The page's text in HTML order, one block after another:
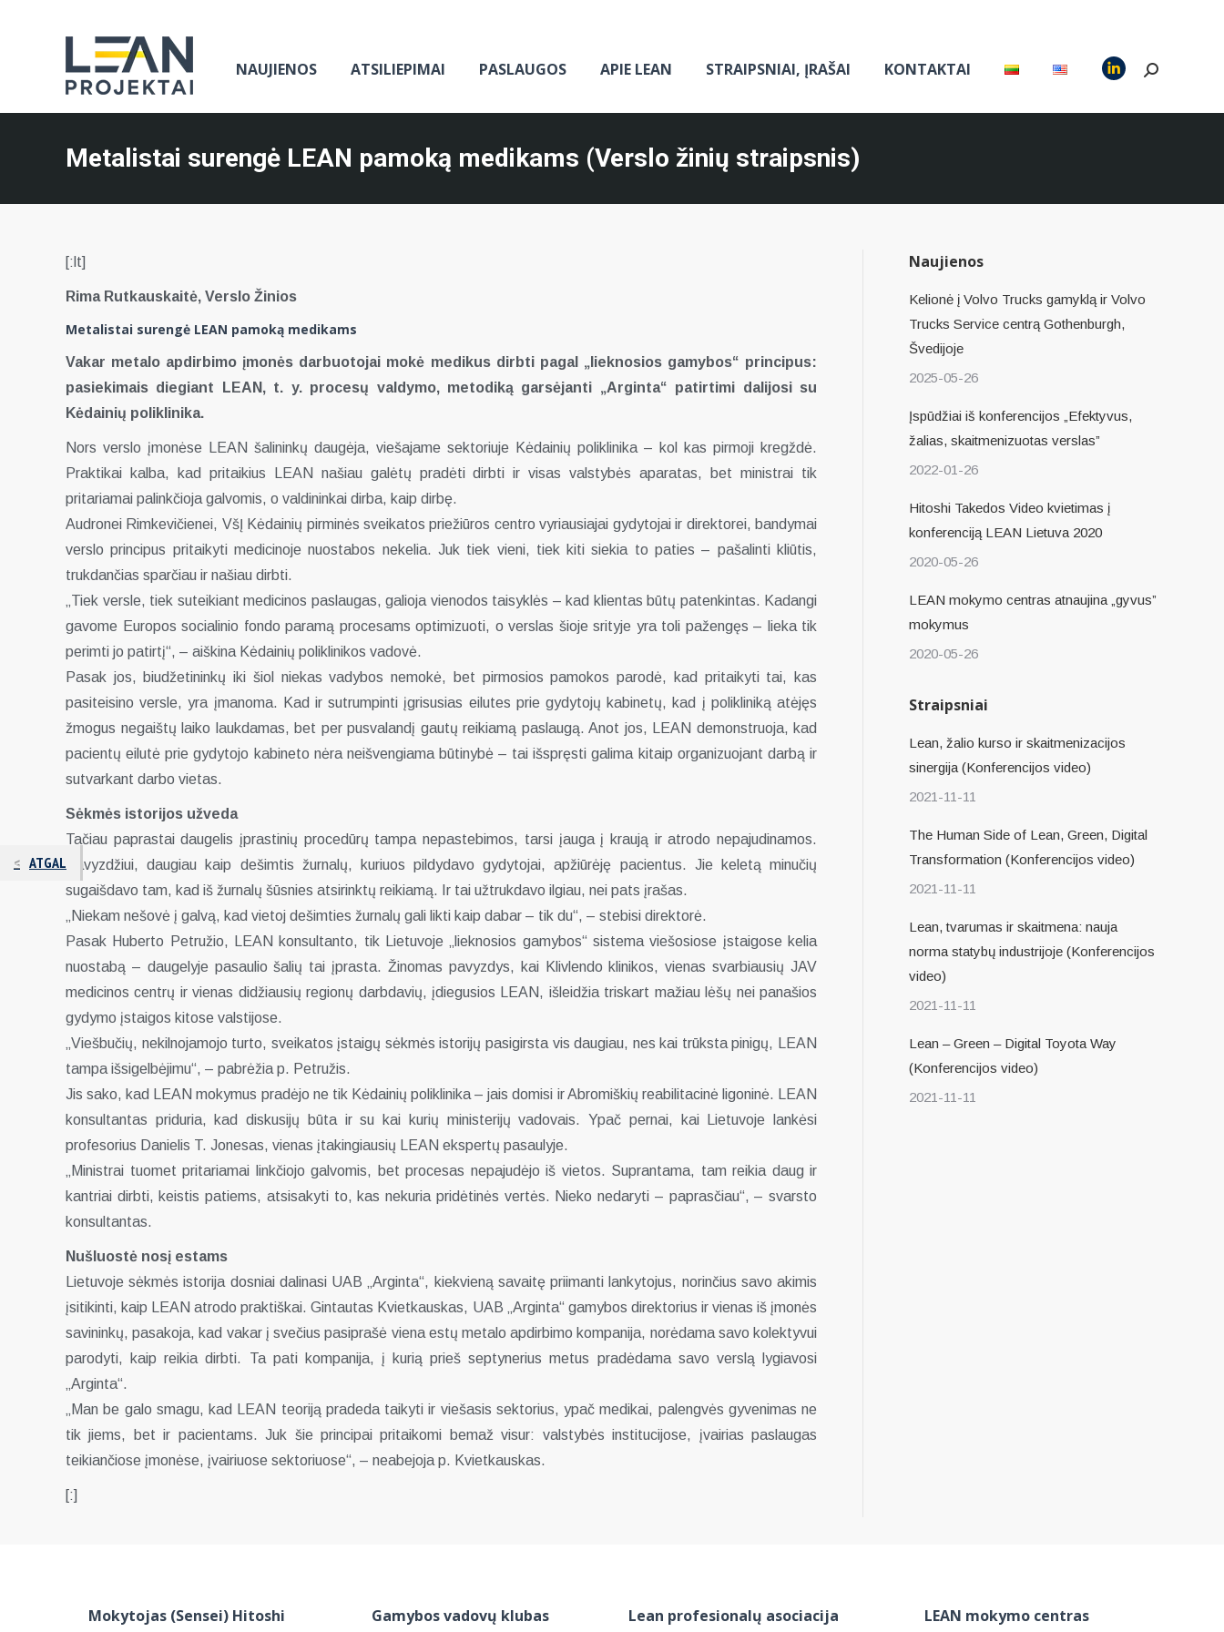
NAUJIENOS ATSILIEPIMAI PASLAUGOS APIE LEAN STRAIPSNIAI, ĮRAŠAI KONTAKTAI
LinkedinSearch:
Metalistai surengė LEAN pamoką medikams (Verslo žinių straipsnis)
[:lt]
Rima Rutkauskaitė, Verslo Žinios
Metalistai surengė LEAN pamoką medikams
Vakar metalo apdirbimo įmonės darbuotojai mokė medikus dirbti pagal „lieknosios gamybos“ principus:
pasiekimais diegiant LEAN, t. y. procesų valdymo, metodiką garsėjanti „Arginta“ patirtimi dalijosi su
Kėdainių poliklinika.
Nors verslo įmonėse LEAN šalininkų daugėja, viešajame sektoriuje Kėdainių poliklinika – kol kas pirmoji kregždė.
Praktikai kalba, kad pritaikius LEAN našiau galėtų pradėti dirbti ir visas valstybės aparatas, bet ministrai tik
pritariamai palinkčioja galvomis, o valdininkai dirba, kaip dirbę.
Audronei Rimkevičienei, VšĮ Kėdainių pirminės sveikatos priežiūros centro vyriausiajai gydytojai ir direktorei, bandymai
verslo principus pritaikyti medicinoje nuostabos nekelia. Juk tiek vieni, tiek kiti siekia to paties – pašalinti kliūtis,
trukdančias sparčiau ir našiau dirbti.
„Tiek versle, tiek suteikiant medicinos paslaugas, galioja vienodos taisyklės – kad klientas būtų patenkintas. Kadangi
gavome Europos socialinio fondo paramą procesams optimizuoti, o verslas šioje srityje yra toli pažengęs – lieka tik
perimti jo patirtį“, – aiškina Kėdainių poliklinikos vadovė.
Pasak jos, biudžetininkų iki šiol niekas vadybos nemokė, bet pirmosios pamokos parodė, kad pritaikyti tai, kas
pasiteisino versle, yra įmanoma. Kad ir sutrumpinti įgrisusias eilutes prie gydytojų kabinetų, kad į polikliniką atėjęs
žmogus negaištų laiko laukdamas, bet per pusvalandį gautų reikiamą paslaugą. Anot jos, LEAN demonstruoja, kad
pacientų eilutė prie gydytojo kabineto nėra neišvengiama būtinybė – tai išspręsti galima kitaip organizuojant darbą ir
sutvarkant darbo vietas.
Sėkmės istorijos užveda
Tačiau paprastai daugelis įprastinių procedūrų tampa nepastebimos, tarsi įauga į kraują ir atrodo nepajudinamos.
Pavyzdžiui, daugiau kaip dešimtis žurnalų, kuriuos pildydavo gydytojai, apžiūrėję pacientus. Jie keletą minučių
sugaišdavo tam, kad iš žurnalų šūsnies atsirinktų reikiamą. Ir tai užtrukdavo ilgiau, nei pats įrašas.
„Niekam nešovė į galvą, kad vietoj dešimties žurnalų gali likti kaip dabar – tik du“, – stebisi direktorė.
Pasak Huberto Petružio, LEAN konsultanto, tik Lietuvoje „lieknosios gamybos“ sistema viešosiose įstaigose kelia
nuostabą – daugelyje pasaulio šalių tai įprasta. Žinomas pavyzdys, kai Klivlendo klinikos, vienas svarbiausių JAV
medicinos centrų ir vienas didžiausių regionų darbdavių, įdiegusios LEAN, išleidžia triskart mažiau lėšų nei panašios
gydymo įstaigos kitose valstijose.
„Viešbučių, nekilnojamojo turto, sveikatos įstaigų sėkmės istorijų pasigirsta vis daugiau, nes kai trūksta pinigų, LEAN
tampa išsigelbėjimu“, – pabrėžia p. Petružis.
Jis sako, kad LEAN mokymus pradėjo ne tik Kėdainių poliklinika – jais domisi ir Abromiškių reabilitacinė ligoninė. LEAN
konsultantas priduria, kad diskusijų būta ir su kai kurių ministerijų vadovais. Ypač pernai, kai Lietuvoje lankėsi
profesorius Danielis T. Jonesas, vienas įtakingiausių LEAN ekspertų pasaulyje.
„Ministrai tuomet pritariamai linkčiojo galvomis, bet procesas nepajudėjo iš vietos. Suprantama, tam reikia daug ir
kantriai dirbti, keistis patiems, atsisakyti to, kas nekuria pridėtinės vertės. Nieko nedaryti – paprasčiau“, – svarsto
konsultantas.
Nušluostė nosį estams
Lietuvoje sėkmės istorija dosniai dalinasi UAB „Arginta“, kiekvieną savaitę priimanti lankytojus, norinčius savo akimis
įsitikinti, kaip LEAN atrodo praktiškai. Gintautas Kvietkauskas, UAB „Arginta“ gamybos direktorius ir vienas iš įmonės
savininkų, pasakoja, kad vakar į svečius pasiprašė viena estų metalo apdirbimo kompanija, norėdama savo kolektyvui
parodyti, kaip reikia dirbti. Ta pati kompanija, į kurią prieš septynerius metus pradėdama savo verslą lygiavosi
„Arginta“.
„Man be galo smagu, kad LEAN teoriją pradeda taikyti ir viešasis sektorius, ypač medikai, palengvės gyvenimas ne
tik jiems, bet ir pacientams. Juk šie principai pritaikomi bemaž visur: valstybės institucijose, įvairias paslaugas
teikiančiose įmonėse, įvairiuose sektoriuose“, – neabejoja p. Kvietkauskas.
[:]
Naujienos
Kelionė į Volvo Trucks gamyklą ir Volvo
Trucks Service centrą Gothenburgh,
Švedijoje
2025-05-26
Įspūdžiai iš konferencijos „Efektyvus,
žalias, skaitmenizuotas verslas”
2022-01-26
Hitoshi Takedos Video kvietimas į
konferenciją LEAN Lietuva 2020
2020-05-26
LEAN mokymo centras atnaujina „gyvus”
mokymus
2020-05-26
Straipsniai
Lean, žalio kurso ir skaitmenizacijos
sinergija (Konferencijos video)
2021-11-11
The Human Side of Lean, Green, Digital
Transformation (Konferencijos video)
2021-11-11
Lean, tvarumas ir skaitmena: nauja
norma statybų industrijoje (Konferencijos
video)
2021-11-11
Lean – Green – Digital Toyota Way
(Konferencijos video)
2021-11-11
Mokytojas (Sensei) Hitoshi
Gamybos vadovų klubas Lean profesionalų asociacija LEAN mokymo centras
ATGAL